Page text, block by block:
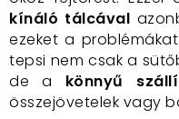
kínáló tálcával
ezeket a
tepsi nem csak a
de a könnyű
összejövetelek vagy